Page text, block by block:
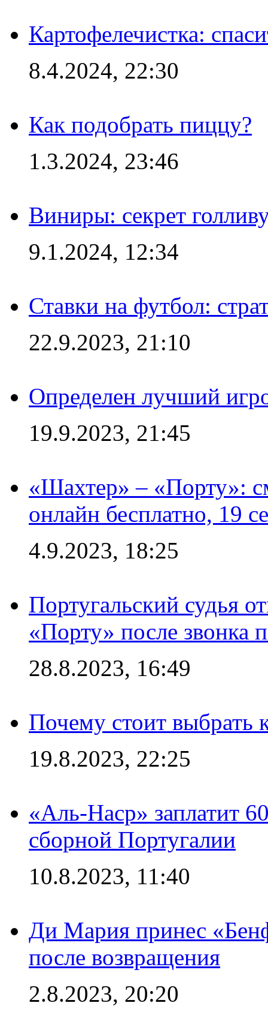
Картофелечистка:
8.4.2024, 22:30
Как подобрать пиццу?
1.3.2024, 23:46
Виниры: секрет
9.1.2024, 12:34
Ставки на футбол:
22.9.2023, 21:10
Определен лучший
19.9.2023, 21:45
«Шахтер» – «Порту»:
онлайн бесплатно, 19
4.9.2023, 18:25
Португальский судья
«Порту» после звонка
28.8.2023, 16:49
Почему стоит выбрать
19.8.2023, 22:25
«Аль-Наср» заплатит
сборной Португалии
10.8.2023, 11:40
Ди Мария принес
после возвращения
2.8.2023, 20:20